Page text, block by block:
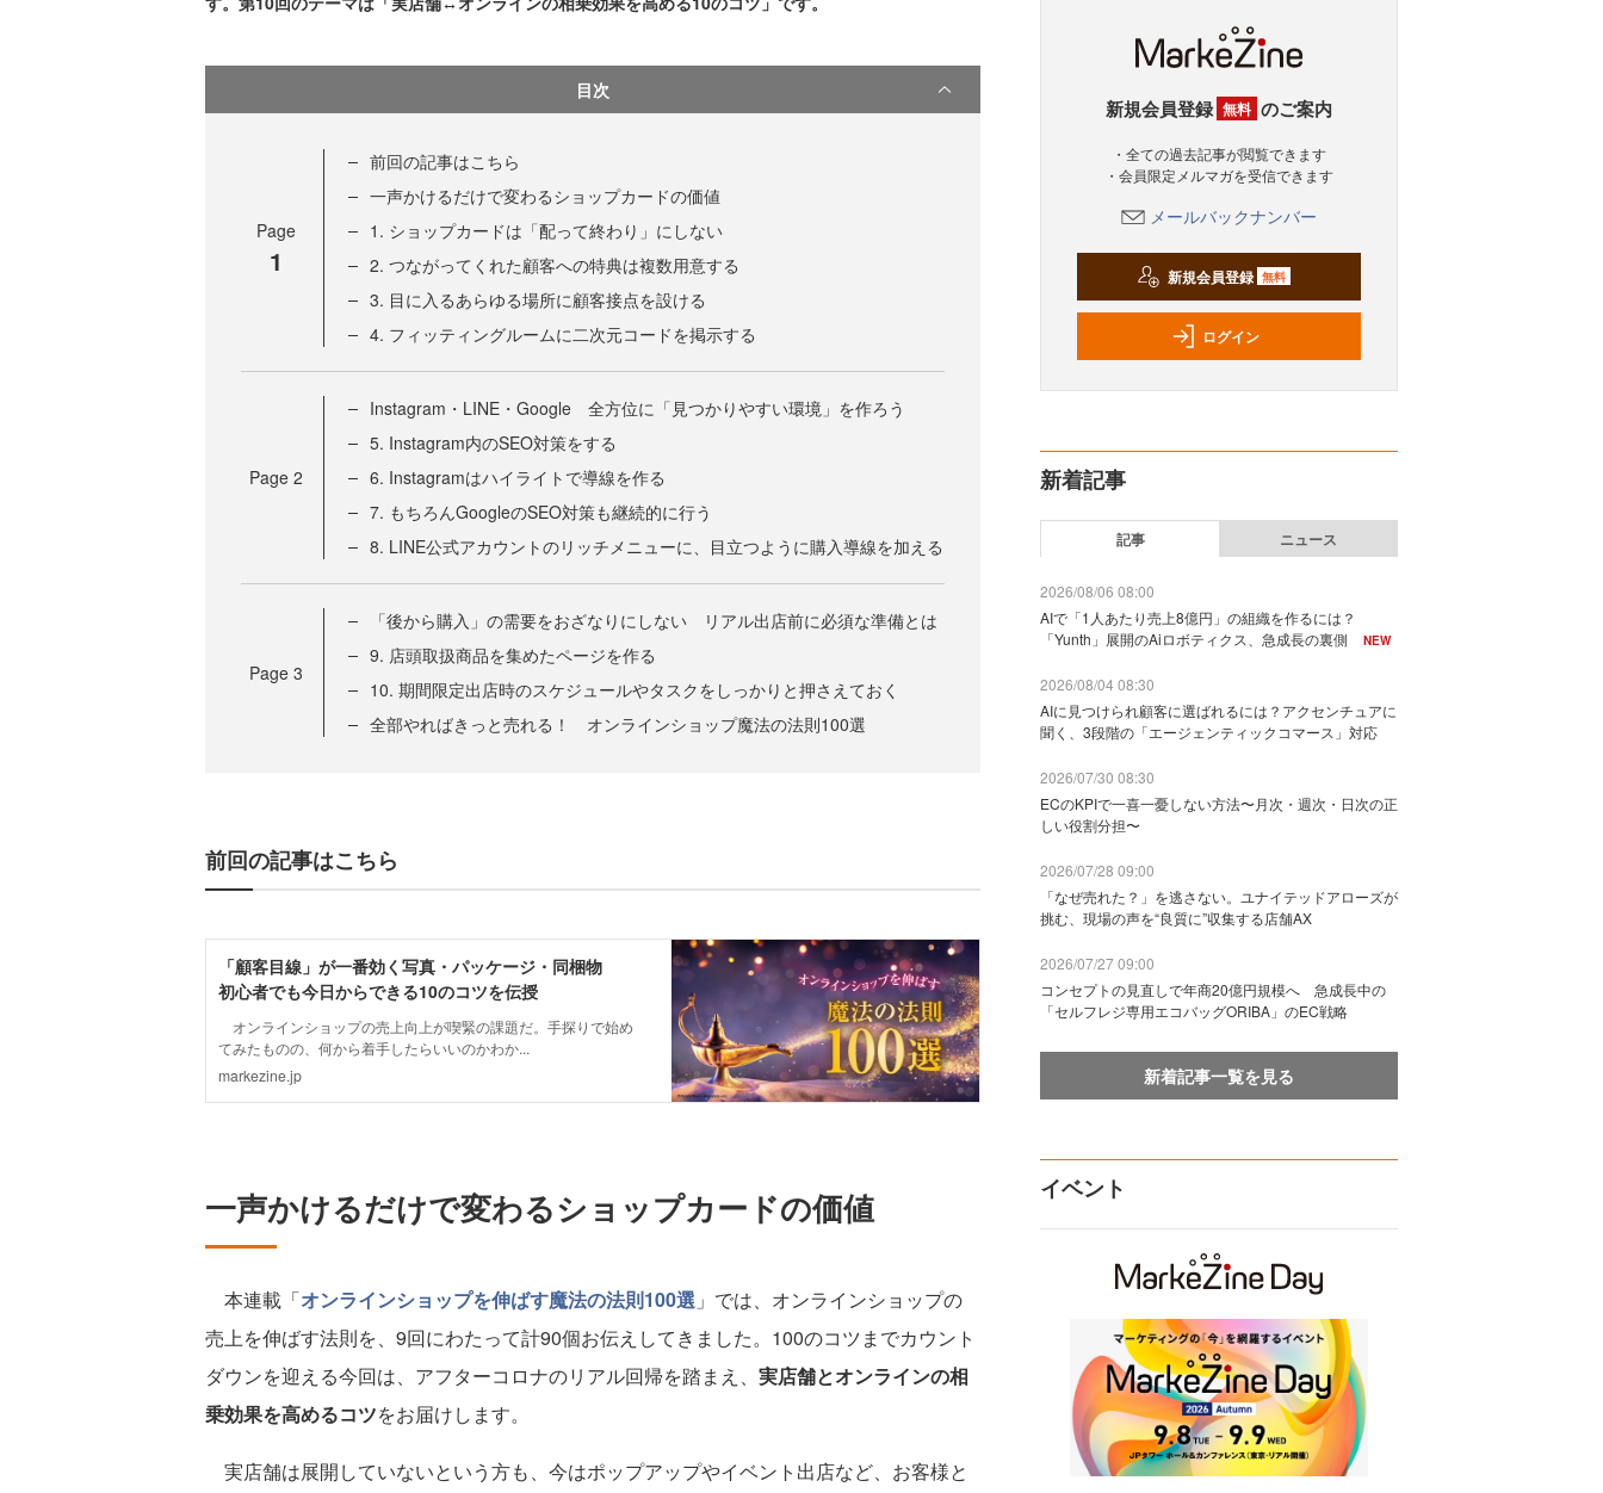
目次
Page
1
前回の記事はこちら
一声かけるだけで変わるショップカードの価値
1. ショップカードは「配って終わり」にしない
2. つながってくれた顧客への特典は複数用意する
3. 目に入るあらゆる場所に顧客接点を設ける
4. フィッティングルームに二次元コードを掲示する
Page 2
Instagram・LINE・Google 全方位に「見つかりやすい環境」を作ろう
5. Instagram内のSEO対策をする
6. Instagramはハイライトで導線を作る
7. もちろんGoogleのSEO対策も継続的に行う
8. LINE公式アカウントのリッチメニューに、目立つように購入導線を加える
Page 3
「後から購入」の需要をおざなりにしない リアル出店前に必須な準備とは
9. 店頭取扱商品を集めたページを作る
10. 期間限定出店時のスケジュールやタスクをしっかりと押さえておく
全部やればきっと売れる！ オンラインショップ魔法の法則100選
前回の記事はこちら
一声かけるだけで変わるショップカードの価値
本連載「オンラインショップを伸ばす魔法の法則100選 」では、オンラインショップの
売上を伸ばす法則を、9回にわたって計90個お伝えしてきました。100のコツまでカウント
ダウンを迎える今回は、アフターコロナのリアル回帰を踏まえ、 実店舗とオンラインの相
乗効果を高めるコツをお届けします。
実店舗は展開していないという方も、今はポップアップやイベント出店など、お客様と
新規会員登録 無料 のご案内
・全ての過去記事が閲覧できます
・会員限定メルマガを受信できます
メールバックナンバー
新規会員登録 無料
ログイン
新着記事
記事 ニュース
2026/08/06 08:00
AIで「1人あたり売上8億円」の組織を作るには？
「Yunth」展開のAiロボティクス、急成長の裏側
NEW
2026/08/04 08:30
AIに見つけられ顧客に選ばれるには？アクセンチュアに
聞く、3段階の「エージェンティックコマース」対応
2026/07/30 08:30
ECのKPIで一喜一憂しない方法〜月次・週次・日次の正
しい役割分担〜
2026/07/28 09:00
「なぜ売れた？」を逃さない。ユナイテッドアローズが
挑む、現場の声を“良質に”収集する店舗AX
2026/07/27 09:00
コンセプトの見直しで年商20億円規模へ 急成長中の
「セルフレジ専用エコバッグORIBA」のEC戦略
新着記事一覧を見る
イベント